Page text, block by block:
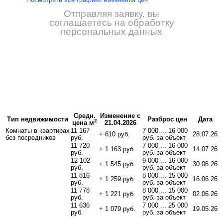
Отправляя заявку, вы
соглашаетесь на обработку
персональных данных
Тип недвижимости
Средн.
цена м2
Изменение с
21.04.2026
Разброс цен
Дата
Комнаты в квартирах
без посредников
11 167
руб.
+ 610 руб.
7 000 ... 16 000
руб. за объект
28.07.26
11 720
руб.
+ 1 163 руб.
7 000 ... 16 000
руб. за объект
14.07.26
12 102
руб.
+ 1 545 руб.
9 000 ... 16 000
руб. за объект
30.06.26
11 816
руб.
+ 1 259 руб.
8 000 ... 15 000
руб. за объект
16.06.26
11 778
руб.
+ 1 221 руб.
8 000 ... 15 000
руб. за объект
02.06.26
11 636
руб.
+ 1 079 руб.
7 000 ... 25 000
руб. за объект
19.05.26